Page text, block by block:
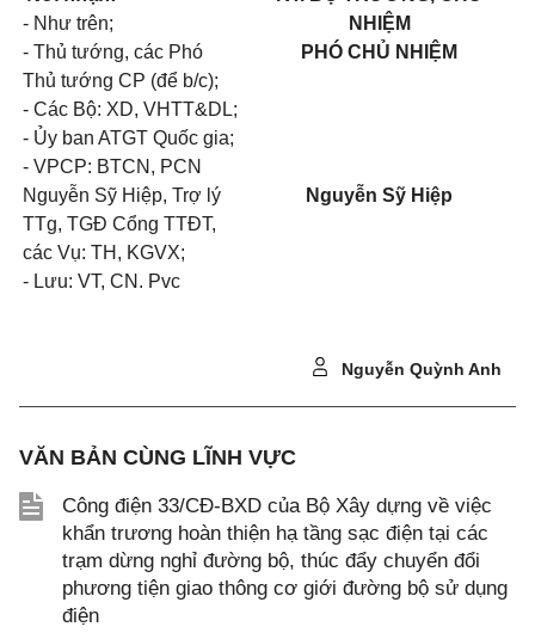
- Như trên;
- Thủ tướng, các Phó
Thủ tướng CP (để b/c);
- Các Bộ: XD, VHTT&DL;
- Ủy ban ATGT Quốc gia;
- VPCP: BTCN, PCN
Nguyễn Sỹ Hiệp, Trợ lý
TTg, TGĐ Cổng TTĐT,
các Vụ: TH, KGVX;
- Lưu: VT, CN. Pvc
NHIỆM
PHÓ CHỦ NHIỆM
Nguyễn Sỹ Hiệp
Nguyễn Quỳnh Anh
VĂN BẢN CÙNG LĨNH VỰC
Công điện 33/CĐ-BXD của Bộ Xây dựng về việc
khẩn trương hoàn thiện hạ tầng sạc điện tại các
trạm dừng nghỉ đường bộ, thúc đẩy chuyển đổi
phương tiện giao thông cơ giới đường bộ sử dụng
điện